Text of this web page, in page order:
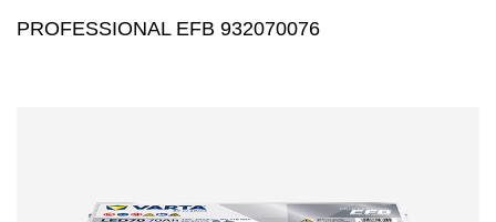
PROFESSIONAL EFB 932070076